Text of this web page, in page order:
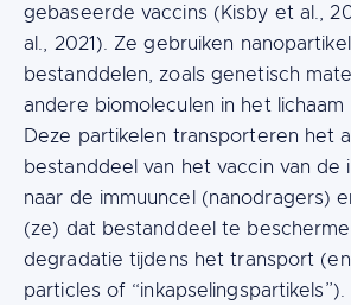
gebaseerde vaccins (Kisby et al.,
al., 2021). Ze gebruiken
bestanddelen, zoals genetisch
andere biomoleculen in het
Deze partikelen transporteren het
bestanddeel van het vaccin van de
naar de immuuncel (nanodragers)
(ze) dat bestanddeel te
degradatie tijdens het transport
particles of